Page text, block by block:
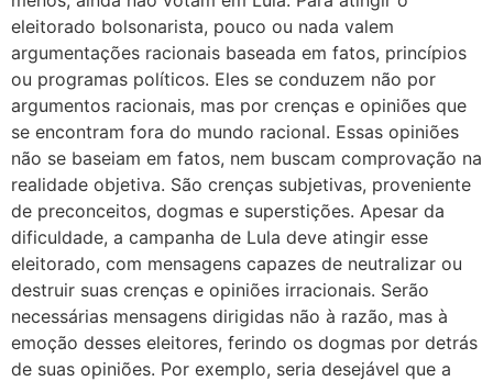
eleitorado bolsonarista, pouco ou nada valem
argumentações racionais baseada em fatos, princípios
ou programas políticos. Eles se conduzem não por
argumentos racionais, mas por crenças e opiniões que
se encontram fora do mundo racional. Essas opiniões
não se baseiam em fatos, nem buscam comprovação na
realidade objetiva. São crenças subjetivas, proveniente
de preconceitos, dogmas e superstições. Apesar da
dificuldade, a campanha de Lula deve atingir esse
eleitorado, com mensagens capazes de neutralizar ou
destruir suas crenças e opiniões irracionais. Serão
necessárias mensagens dirigidas não à razão, mas à
emoção desses eleitores, ferindo os dogmas por detrás
de suas opiniões. Por exemplo, seria desejável que a